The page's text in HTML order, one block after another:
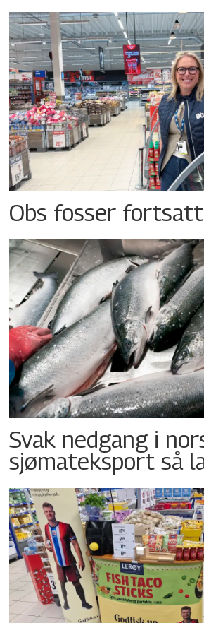
Obs fosser
Svak nedgang i
sjømateksport så